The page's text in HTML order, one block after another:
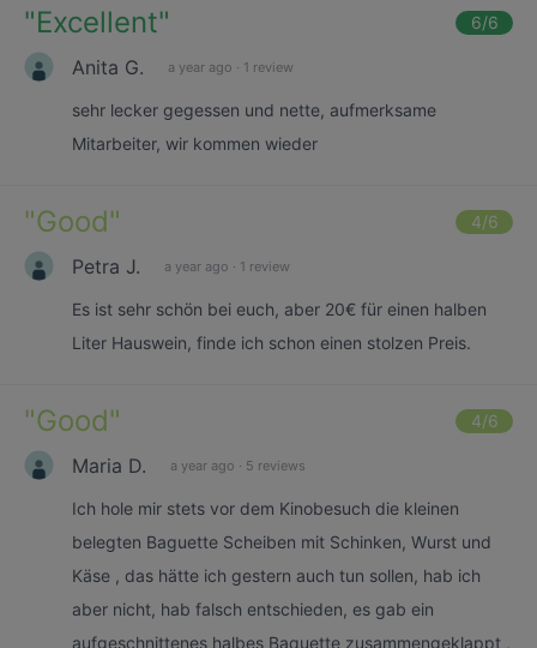
"Excellent" 6/6
Anita G. a year ago · 1 review
sehr lecker gegessen und nette, aufmerksame
Mitarbeiter, wir kommen wieder
"Good" 4/6
Petra J. a year ago · 1 review
Es ist sehr schön bei euch, aber 20€ für einen halben
Liter Hauswein, finde ich schon einen stolzen Preis.
"Good" 4/6
Maria D. a year ago · 5 reviews
Ich hole mir stets vor dem Kinobesuch die kleinen
belegten Baguette Scheiben mit Schinken, Wurst und
Käse , das hätte ich gestern auch tun sollen, hab ich
aber nicht, hab falsch entschieden, es gab ein
aufgeschnittenes halbes Baquette zusammengeklappt ,